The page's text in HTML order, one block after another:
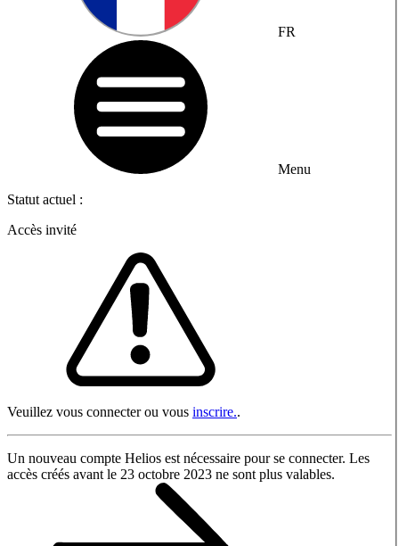
FR
Menu
Statut actuel :
Accès invité
Veuillez vous connecter ou vous inscrire..
Un nouveau compte Helios est nécessaire pour se connecter. Les
accès créés avant le 23 octobre 2023 ne sont plus valables.